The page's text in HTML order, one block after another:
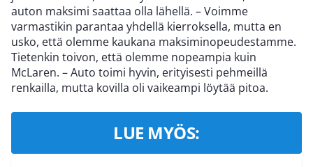
auton maksimi saattaa olla lähellä. – Voimme
varmastikin parantaa yhdellä kierroksella, mutta en
usko, että olemme kaukana maksiminopeudestamme.
Tietenkin toivon, että olemme nopeampia kuin
McLaren. – Auto toimi hyvin, erityisesti pehmeillä
renkailla, mutta kovilla oli vaikeampi löytää pitoa.
LUE MYÖS: